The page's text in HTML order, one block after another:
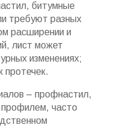
битумные
требуют разных
расширении и
лист может
изменениях;
протечек.
– профнастил,
часто